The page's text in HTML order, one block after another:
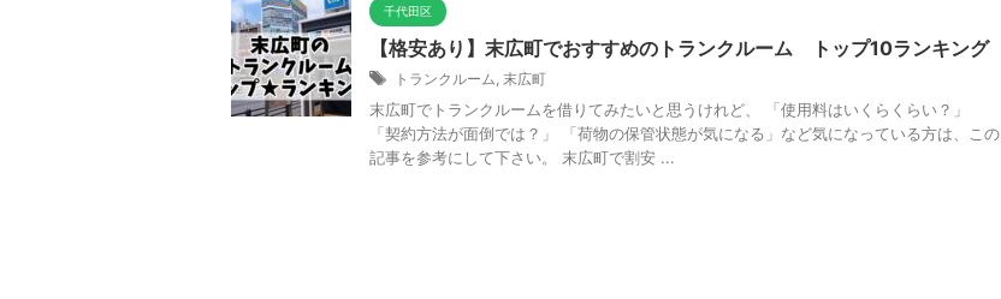
千代田区
【格安あり】末広町でおすすめのトランクルーム トップ10ランキング
トランクルーム, 末広町
末広町でトランクルームを借りてみたいと思うけれど、 「使用料はいくらくらい？」
「契約方法が面倒では？」 「荷物の保管状態が気になる」など気になっている方は、この
記事を参考にして下さい。 末広町で割安 ...